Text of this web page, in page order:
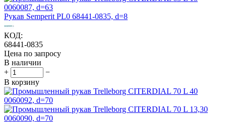
Рукав Semperit PL0 68441-0835, d=8
КОД:
68441-0835
Цена по запросу
В наличии
+
−
В корзину